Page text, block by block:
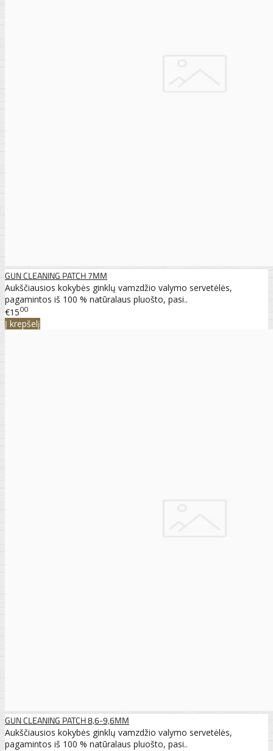
GUN CLEANING PATCH 7MM
Aukščiausios kokybės ginklų vamzdžio valymo servetėlės,
pagamintos iš 100 % natūralaus pluošto, pasi..
€1500
Į krepšelį
GUN CLEANING PATCH 8,6-9,6MM
Aukščiausios kokybės ginklų vamzdžio valymo servetėlės,
pagamintos iš 100 % natūralaus pluošto, pasi..